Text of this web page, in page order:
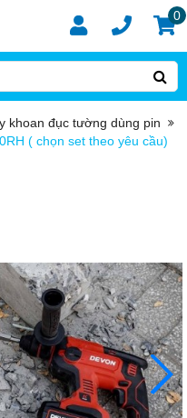
0
khoan đục tường dùng pin
( chọn set theo yêu cầu)